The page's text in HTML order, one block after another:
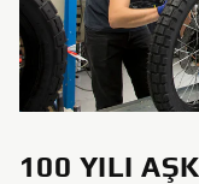
100 YILI